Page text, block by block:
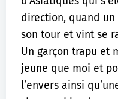
direction, quand un
son tour et vint se
Un garçon trapu et
jeune que moi et
l’envers ainsi